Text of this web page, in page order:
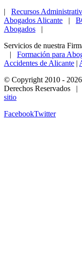
| Recursos
Abogados Alicante |
Abogados |
Servicios de nuestra
| Formación para
Accidentes de Alicante |
© Copyright 2010 -
Derechos Reservados |
sitio
FacebookTwitter